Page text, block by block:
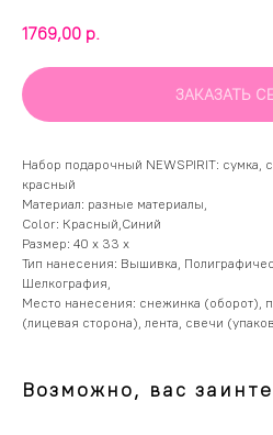
1769,00 р.
ЗАКАЗАТЬ
Набор подарочный NEWSPIRIT: сумка,
красный
Материал: разные материалы,
Color: Красный,Синий
Размер: 40 х 33 х
Тип нанесения: Вышивка,
Шелкография,
Место нанесения: снежинка (оборот),
(лицевая сторона), лента, свечи
Возможно, вас